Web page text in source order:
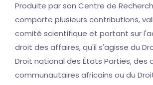
Produite par son Centre de
comporte plusieurs contributions,
comité scientifique et portant sur
droit des affaires, qu'il s'agisse du
Droit national des États Parties, des
communautaires africains ou du